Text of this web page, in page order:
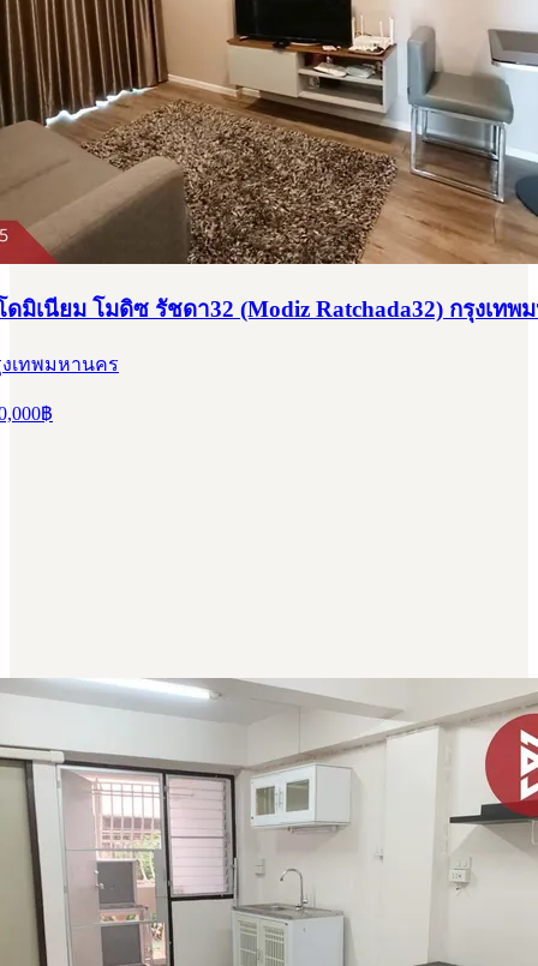
มิเนียม โมดิซ รัชดา32 (Modiz Ratchada32) กรุงเทพ
เทพมหานคร
฿